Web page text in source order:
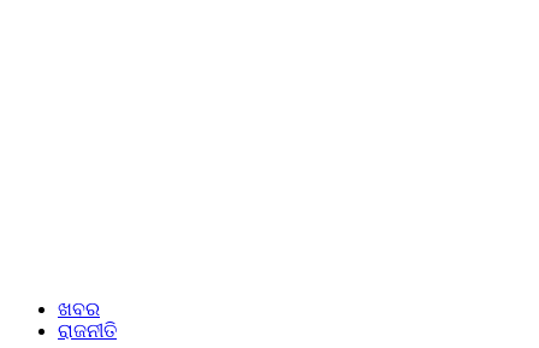
ଖବର
ରାଜନୀତି